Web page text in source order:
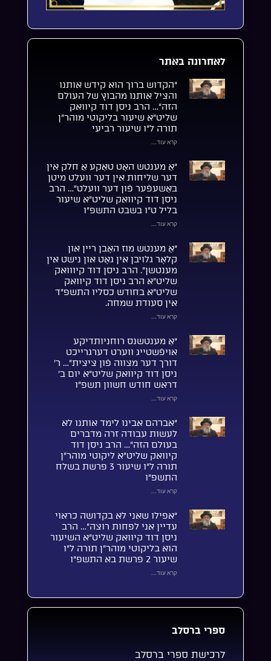
לאחרונה באתר
“הקדוש ברוך הוא קידש אותנו
והציל אותנו מהבוץ של העולם
הזה”… הרב ניסן דוד קיוואק
שליט”א שיעור בליקוטי מוהר”ן
תורה ל”ו שיעור רביעי
קרא עוד...
“אַ מענטש האָט טאַקע אַ חלק אין
דער שליחות אין דער וועלט מיטן
באַשעפֿער פֿון דער וועלט”… הרב
ניסן דוד קיוואק שליט”א שיעור
בליל ט”ו בשבט התשפ”ו
קרא עוד...
“אַ מענטש מוז האָבן ריין און
קלאָר גלויבן אין גאָט און נישט אין
מענטשן”. הרב ניסן דוד קיווואק
שליט”א הרב ניסן דוד קיוואק
שליט”א בחודש כסליו התשפ”ד
אין סעודת שמחה.
קרא עוד...
“אַ מענטשנס רוחניותדיקע
אויפֿשטייג ווערט דערגרייכט
דורך דער מצווה פֿון ציצית”… ר’
ניסן דוד קיוואק שליט”א יום ב’
דראש חודש חשוון תשפ”ו
קרא עוד...
“אברהם אבינו לימד אותנו לא
לעשות עבודה זרה מדברים
בעולם הזה”… הרב ניסן דוד
קיוואק שליט”א ליקוטי מוהר”ן
תורה ל”ו שיעור 3 פרשת בשלח
התשפ”ו
קרא עוד...
“אפילו שאני לא בקדושה כראוי
עדיין אני לפחות רוצה”… הרב
ניסן דוד קיוואק שליט”א השיעור
הוא בליקוטי מוהר”ן תורה ל”ו
שיעור 2 פרשת בא התשפ”ו
קרא עוד...
ספרי ברסלב
לרכישת ספרי ברסלב